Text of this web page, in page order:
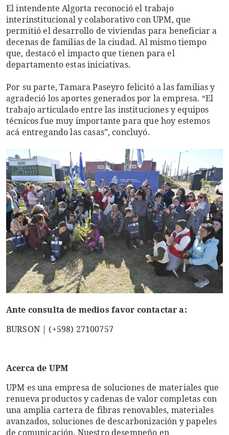
El intendente Algorta reconoció el trabajo
interinstitucional y colaborativo con UPM, que
permitió el desarrollo de viviendas para beneficiar a
decenas de familias de la ciudad. Al mismo tiempo
que, destacó el impacto que tienen para el
departamento estas iniciativas.
Por su parte, Tamara Paseyro felicitó a las familias y
agradeció los aportes generados por la empresa. “El
trabajo articulado entre las instituciones y equipos
técnicos fue muy importante para que hoy estemos
acá entregando las casas”, concluyó.
Ante consulta de medios favor contactar a:
BURSON | (+598) 27100757
Acerca de UPM
UPM es una empresa de soluciones de materiales que
renueva productos y cadenas de valor completas con
una amplia cartera de fibras renovables, materiales
avanzados, soluciones de descarbonización y papeles
de comunicación. Nuestro desempeño en